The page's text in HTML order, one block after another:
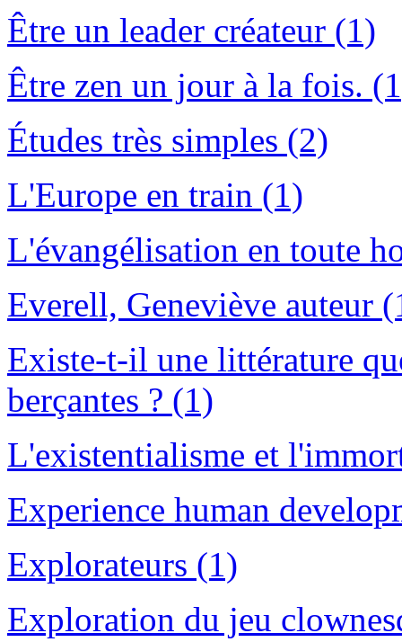
Être un leader créateur (1)
Être zen un jour à la fois.
Études très simples (2)
L'Europe en train (1)
L'évangélisation en toute
Everell, Geneviève auteur
Existe-t-il une littérature
berçantes ? (1)
L'existentialisme et
Experience human
Explorateurs (1)
Exploration du jeu